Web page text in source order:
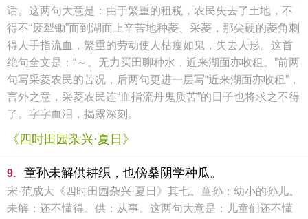
话。这两句大意是：由于繁重的租税，农民失去了土地，不
得不“废犁锄”而到湖面上辛苦地种菱、采菱，那尖硬的菱角刺
得人手指流血，繁重的劳动使人枯瘦如鬼，失去人形。这首
绝句全文是：“～。无力买田聊种水，近来湖面亦收租。”前两
句写采菱农民的苦况，后两句更进一层写“近来湖面亦收租”，
言外之意，采菱农民连“血指流丹鬼质苦”的日子也将求之不得
了。字字血泪，揭露深刻。
《四时田园杂兴·夏日》
9. 童孙未解供耕织，也傍桑阴学种瓜。
宋·范成大《四时田园杂兴·夏日》其七。童孙：幼小的孙儿。
未解：还不懂得。供：从事。这两句大意是：儿童们还不懂